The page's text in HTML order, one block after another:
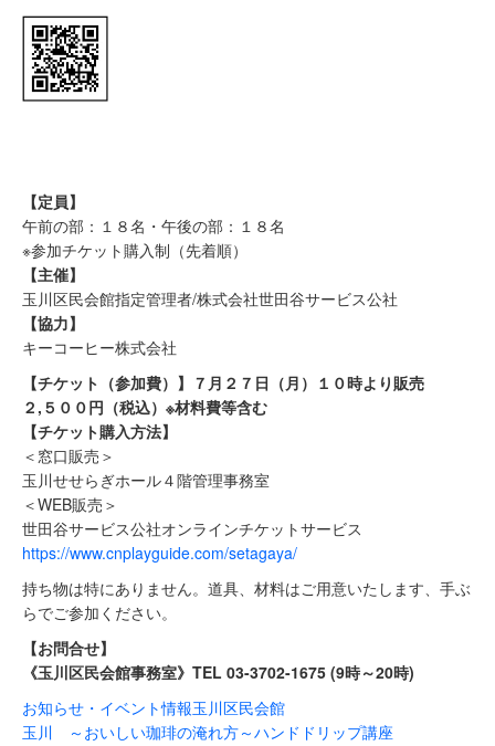
【定員】
午前の部：１８名・午後の部：１８名
※参加チケット購入制（先着順）
【主催】
玉川区民会館指定管理者/株式会社世田谷サービス公社
【協力】
キーコーヒー株式会社
【チケット（参加費）】７月２７日（月）１０時より販売
２,５００円 （税込） ※材料費等含む
【チケット購入方法】
＜窓口販売＞
玉川せせらぎホール４階管理事務室
＜WEB販売＞
世田谷サービス公社オンラインチケットサービス
https://www.cnplayguide.com/setagaya/
持ち物は特にありません。道具、材料はご用意いたします、手ぶ
らでご参加ください。
【お問合せ】
《玉川区民会館事務室》TEL 03-3702-1675 (9時～20時)
お知らせ・イベント情報玉川区民会館
玉川 ～おいしい珈琲の淹れ方～ハンドドリップ講座